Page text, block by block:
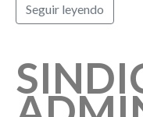
Seguir leyendo